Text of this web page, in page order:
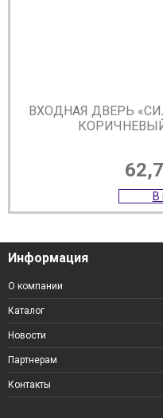
ВХОДНАЯ ДВЕРЬ
В
Информация
О компании
Каталог
Новости
Партнерам
Контакты